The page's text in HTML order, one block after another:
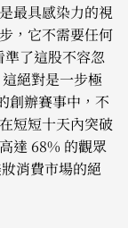
最具感染力的視
，它不需要任何
了這股不容忽
絕對是一步極
創辦賽事中，不
短短十天內突破
達 68% 的觀眾
消費市場的絕